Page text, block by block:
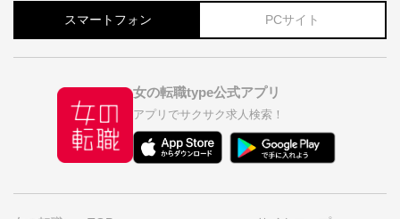
スマートフォン PCサイト
女の転職type公式アプリ
アプリでサクサク求人検索！